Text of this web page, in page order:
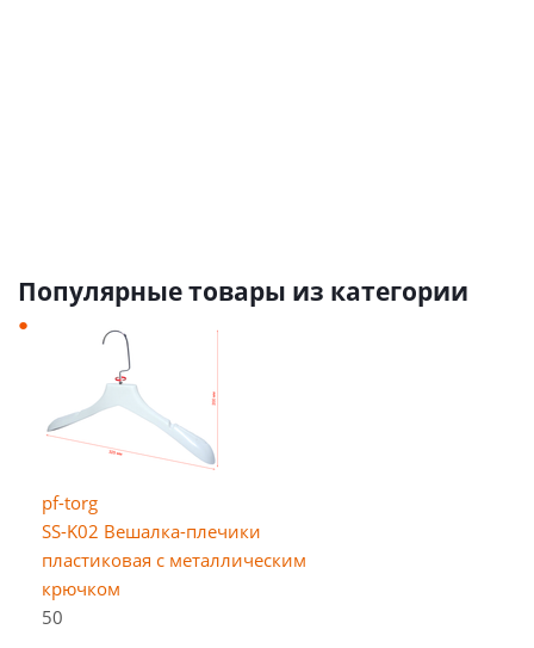
Популярные товары из категории
pf-torg
SS-K02 Вешалка-плечики
пластиковая с металлическим
крючком
50